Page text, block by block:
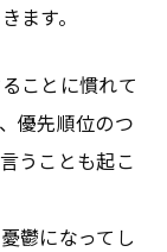
ます。
ことに慣れて
優先順位のつ
うことも起こ
鬱になってし